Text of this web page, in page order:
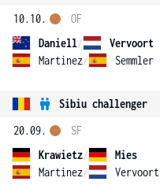
10.10.
Daniell/
Vervoort
Martinez/ Semmler
OF
Sibiu challenger
20.09.
Krawietz/
Mies
Martinez/ Vervoort
SF